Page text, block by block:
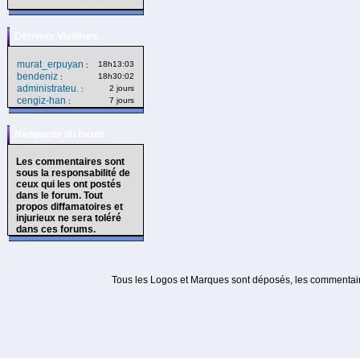
murat_erpuyan : 18h13:03
bendeniz : 18h30:02
administrateu. : 2 jours
cengiz-han : 7 jours
Les commentaires sont
sous la responsabilité de
ceux qui les ont postés
dans le forum. Tout
propos diffamatoires et
injurieux ne sera toléré
dans ces forums.
Tous les Logos et Marques sont déposés, les